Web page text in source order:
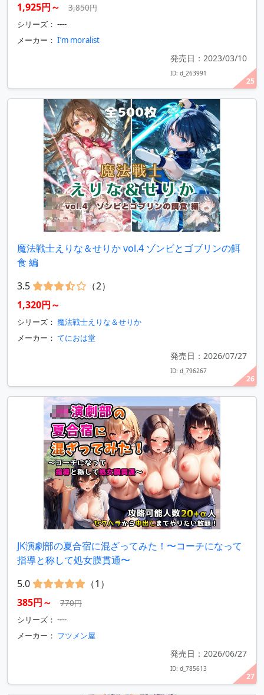
25
1,925円～
3,850円
シリーズ： ----
メーカー： I’m moralist
発売日：2023/03/10
ID: d_263991
26
魔法戦士えりな＆せりか vol.4 ゾンビとゴブリンの餌
食 編
3.5
（2）
1,320円～
シリーズ： 魔法戦士えりな＆せりか
メーカー： てにおは堂
発売日：2026/07/27
ID: d_796267
27
JK演劇部の夏合宿に混ざってみた！〜コーチになって
指導と称して処女膜貫通〜
5.0
（1）
385円～
770円
シリーズ： ----
メーカー： フツメン屋
発売日：2026/06/27
ID: d_785613